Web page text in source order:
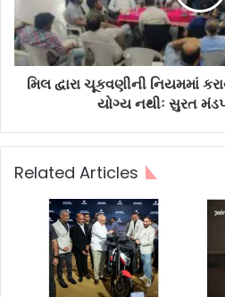
મિલ દ્વારા ચૂકવણીની નિયમમાં
યોગ્ય નથીઃ સુરત
Related Articles